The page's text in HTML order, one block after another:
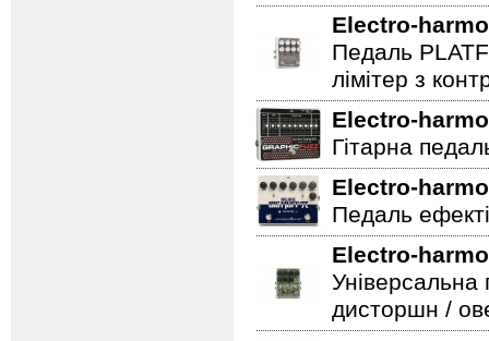
Electro-
Педаль
лімітер з
Electro-
Гітарна
Electro-
Педаль
Electro-
Універсальна
дисторшн /